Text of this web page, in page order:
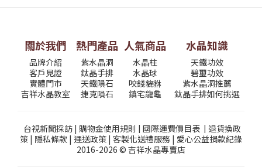
關於我們
品牌介紹
客戶見證
實體門市
吉祥水晶教室
熱門產品
紫水晶洞
鈦晶手排
天鐵隕石
捷克隕石
人氣商品
水晶柱
水晶球
咬錢貔貅
鎮宅龍龜
水晶知識
天鐵功效
碧璽功效
紫水晶洞推薦
鈦晶手排如何挑選
台視新聞採訪| 購物金使用規則 | 國際運費價目表| 退貨換政
策 | 隱私條款 | 運送政策 | 客製化送禮服務 | 愛心公益捐款紀錄
2016-2026 © 吉祥水晶專賣店